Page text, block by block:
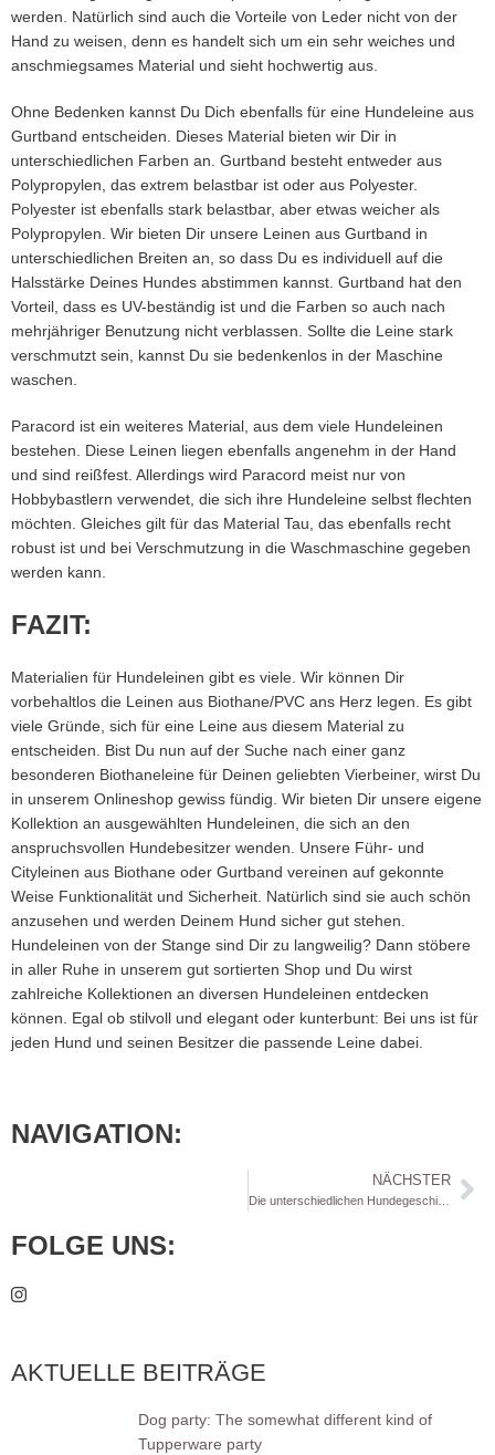
werden. Natürlich sind auch die Vorteile von Leder nicht von der
Hand zu weisen, denn es handelt sich um ein sehr weiches und
anschmiegsames Material und sieht hochwertig aus.
Ohne Bedenken kannst Du Dich ebenfalls für eine Hundeleine aus
Gurtband entscheiden. Dieses Material bieten wir Dir in
unterschiedlichen Farben an. Gurtband besteht entweder aus
Polypropylen, das extrem belastbar ist oder aus Polyester.
Polyester ist ebenfalls stark belastbar, aber etwas weicher als
Polypropylen. Wir bieten Dir unsere Leinen aus Gurtband in
unterschiedlichen Breiten an, so dass Du es individuell auf die
Halsstärke Deines Hundes abstimmen kannst. Gurtband hat den
Vorteil, dass es UV-beständig ist und die Farben so auch nach
mehrjähriger Benutzung nicht verblassen. Sollte die Leine stark
verschmutzt sein, kannst Du sie bedenkenlos in der Maschine
waschen.
Paracord ist ein weiteres Material, aus dem viele Hundeleinen
bestehen. Diese Leinen liegen ebenfalls angenehm in der Hand
und sind reißfest. Allerdings wird Paracord meist nur von
Hobbybastlern verwendet, die sich ihre Hundeleine selbst flechten
möchten. Gleiches gilt für das Material Tau, das ebenfalls recht
robust ist und bei Verschmutzung in die Waschmaschine gegeben
werden kann.
FAZIT:
Materialien für Hundeleinen gibt es viele. Wir können Dir
vorbehaltlos die Leinen aus Biothane/PVC ans Herz legen. Es gibt
viele Gründe, sich für eine Leine aus diesem Material zu
entscheiden. Bist Du nun auf der Suche nach einer ganz
besonderen Biothaneleine für Deinen geliebten Vierbeiner, wirst Du
in unserem Onlineshop gewiss fündig. Wir bieten Dir unsere eigene
Kollektion an ausgewählten Hundeleinen, die sich an den
anspruchsvollen Hundebesitzer wenden. Unsere Führ- und
Cityleinen aus Biothane oder Gurtband vereinen auf gekonnte
Weise Funktionalität und Sicherheit. Natürlich sind sie auch schön
anzusehen und werden Deinem Hund sicher gut stehen.
Hundeleinen von der Stange sind Dir zu langweilig? Dann stöbere
in aller Ruhe in unserem gut sortierten Shop und Du wirst
zahlreiche Kollektionen an diversen Hundeleinen entdecken
können. Egal ob stilvoll und elegant oder kunterbunt: Bei uns ist für
jeden Hund und seinen Besitzer die passende Leine dabei.
NAVIGATION:
NÄCHSTER
Die unterschiedlichen Hundegeschirrarten
FOLGE UNS:
AKTUELLE BEITRÄGE
Dog party: The somewhat different kind of
Tupperware party